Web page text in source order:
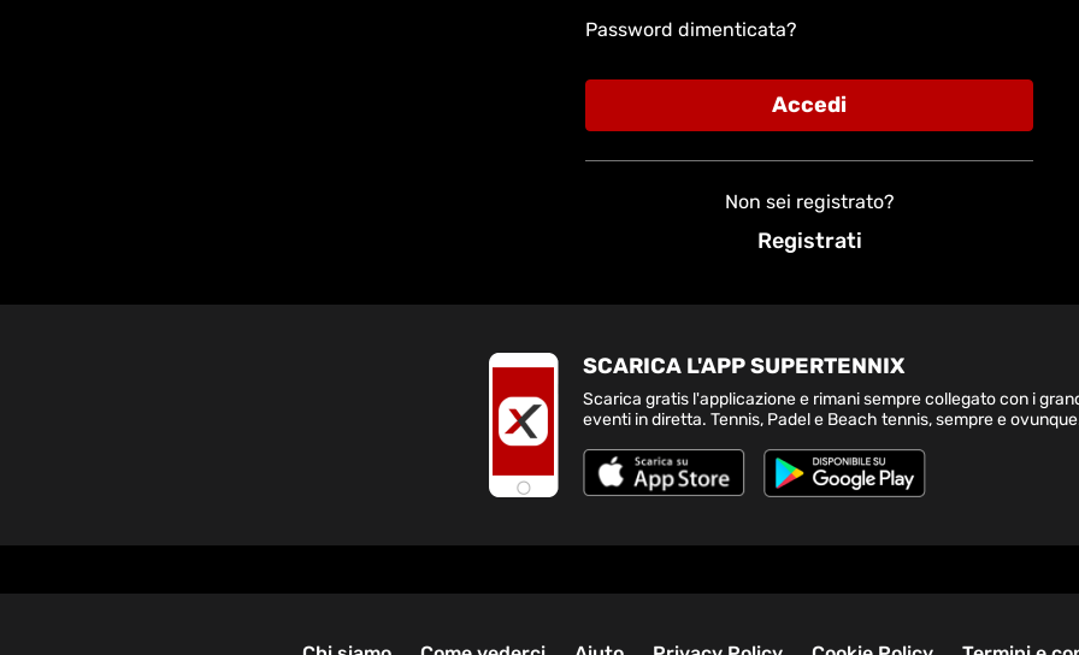
Password dimenticata?
Accedi
Non sei registrato?
Registrati
SCARICA L'APP SUPERTENNIX
Scarica gratis l'applicazione e rimani sempre collegato con i
eventi in diretta. Tennis, Padel e Beach tennis, sempre e